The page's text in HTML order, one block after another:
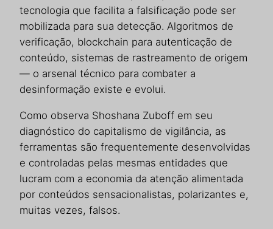
tecnologia que facilita a falsificação pode ser
mobilizada para sua detecção. Algoritmos de
verificação, blockchain para autenticação de
conteúdo, sistemas de rastreamento de origem
— o arsenal técnico para combater a
desinformação existe e evolui.
Como observa Shoshana Zuboff em seu
diagnóstico do capitalismo de vigilância, as
ferramentas são frequentemente desenvolvidas
e controladas pelas mesmas entidades que
lucram com a economia da atenção alimentada
por conteúdos sensacionalistas, polarizantes e,
muitas vezes, falsos.